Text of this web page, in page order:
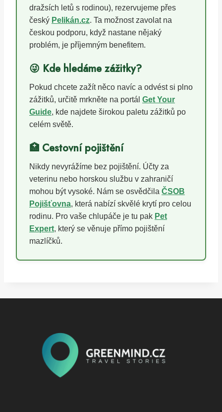
dražsích letů s rodinou), rezervujeme přes
český Pelikán.cz. Ta možnost zavolat na
českou podporu, když nastane nějaký
problém, je příjemným benefitem.
😜 Kde hledáme zážitky?
Pokud chcete zažít něco navíc a odvést si plno
zážitků, určitě mrkněte na portál Get Your
Guide, kde najdete širokou paletu zážitků po
celém světě.
🏥 Cestovní pojištění
Nikdy nevyrážíme bez pojištění. Účty za
veterinu nebo horskou službu v zahraničí
mohou být vysoké. Nám se osvědčila ČSOB
Pojišťovna, která nabízí skvělé krytí pro celou
rodinu. Pro vaše chlupáče je tu pak Pet
Expert, který se věnuje přímo pojištění
mazlíčků.